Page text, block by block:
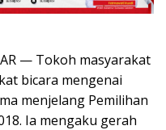
— Tokoh masyarakat
bicara mengenai
menjelang Pemilihan
Ia mengaku gerah